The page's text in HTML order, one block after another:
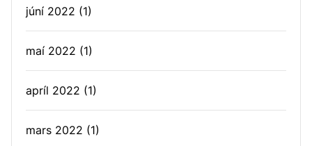
júní 2022 (1)
maí 2022 (1)
apríl 2022 (1)
mars 2022 (1)